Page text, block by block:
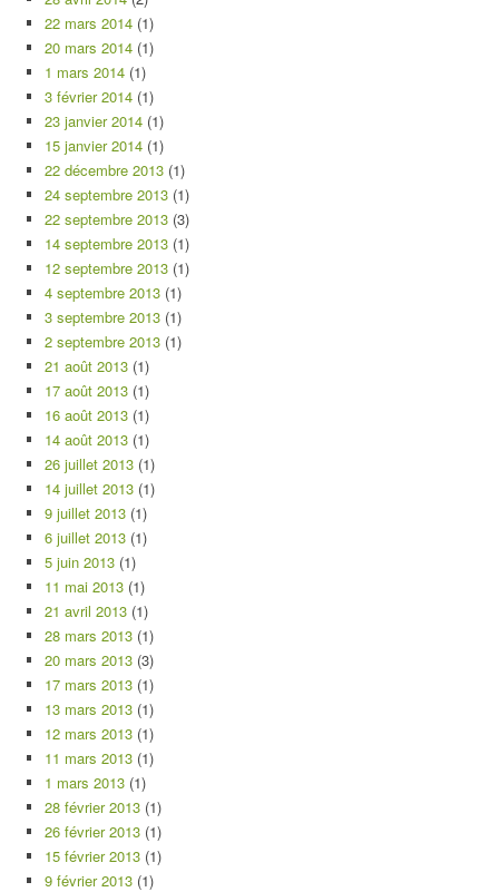
22 mars 2014 (1)
20 mars 2014 (1)
1 mars 2014 (1)
3 février 2014 (1)
23 janvier 2014 (1)
15 janvier 2014 (1)
22 décembre 2013 (1)
24 septembre 2013 (1)
22 septembre 2013 (3)
14 septembre 2013 (1)
12 septembre 2013 (1)
4 septembre 2013 (1)
3 septembre 2013 (1)
2 septembre 2013 (1)
21 août 2013 (1)
17 août 2013 (1)
16 août 2013 (1)
14 août 2013 (1)
26 juillet 2013 (1)
14 juillet 2013 (1)
9 juillet 2013 (1)
6 juillet 2013 (1)
5 juin 2013 (1)
11 mai 2013 (1)
21 avril 2013 (1)
28 mars 2013 (1)
20 mars 2013 (3)
17 mars 2013 (1)
13 mars 2013 (1)
12 mars 2013 (1)
11 mars 2013 (1)
1 mars 2013 (1)
28 février 2013 (1)
26 février 2013 (1)
15 février 2013 (1)
9 février 2013 (1)